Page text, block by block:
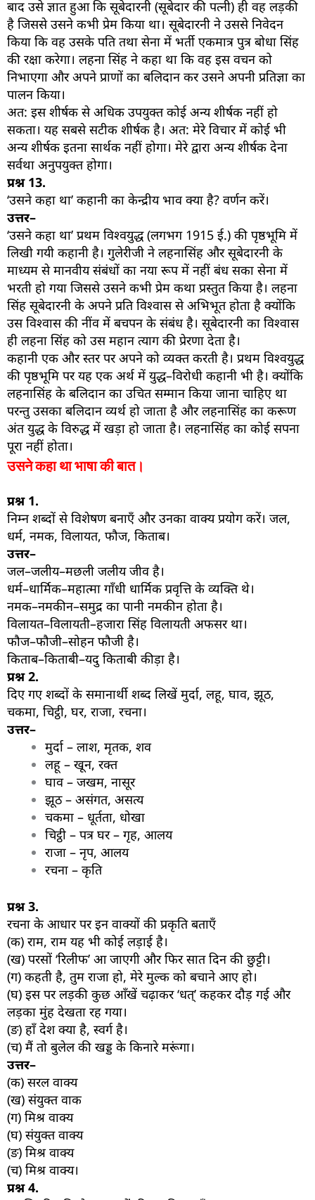
बाद उसे ज्ञात हुआ कि सूबेदारनी (सूबेदार की पत्नी) ही वह लड़की
है जिससे उसने कभी प्रेम किया था। सूबेदारनी ने उससे निवेदन
किया कि वह उसके पति तथा सेना में भर्ती एकमात्र पुत्र बोधा सिंह
की रक्षा करेगा। लहना सिंह ने कहा था कि वह इस वचन को
निभाएगा और अपने प्राणों का बलिदान कर उसने अपनी प्रतिज्ञा का
पालन किया।
अत: इस शीर्षक से अधिक उपयुक्त कोई अन्य शीर्षक नहीं हो
सकता। यह सबसे सटीक शीर्षक है। अत: मेरे विचार में कोई भी
अन्य शीर्षक इतना सार्थक नहीं होगा। मेरे द्वारा अन्य शीर्षक देना
सर्वथा अनुपयुक्त होगा।
प्रश्न 13.
‘उसने कहा था’ कहानी का केन्द्रीय भाव क्या है? वर्णन करें।
उत्तर–
‘उसने कहा था’ प्रथम विश्वयुद्ध (लगभग 1915 ई.) की पृष्ठभूमि में
लिखी गयी कहानी है। गुलेरीजी ने लहनासिंह और सूबेदारनी के
माध्यम से मानवीय संबंधों का नया रूप में नहीं बंध सका सेना में
भरती हो गया जिससे उसने कभी प्रेम कथा प्रस्तुत किया है। लहना
सिंह सूबेदारनी के अपने प्रति विश्वास से अभिभूत होता है क्योंकि
उस विश्वास की नींव में बचपन के संबंध है। सूबेदारनी का विश्वास
ही लहना सिंह को उस महान त्याग की प्रेरणा देता है।
कहानी एक और स्तर पर अपने को व्यक्त करती है। प्रथम विश्वयुद्ध
की पृष्ठभूमि पर यह एक अर्थ में युद्ध–विरोधी कहानी भी है। क्योंकि
लहनासिंह के बलिदान का उचित सम्मान किया जाना चाहिए था
परन्तु उसका बलिदान व्यर्थ हो जाता है और लहनासिंह का करूण
अंत युद्ध के विरुद्ध में खड़ा हो जाता है। लहनासिंह का कोई सपना
पूरा नहीं होता।
उसने कहा था भाषा की बात।
प्रश्न 1.
निम्न शब्दों से विशेषण बनाएँ और उनका वाक्य प्रयोग करें। जल,
धर्म, नमक, विलायत, फौज, किताब।
उत्तर–
जल–जलीय–मछली जलीय जीव है।
धर्म–धार्मिक–महात्मा गाँधी धार्मिक प्रवृत्ति के व्यक्ति थे।
नमक–नमकीन–समुद्र का पानी नमकीन होता है।
विलायत–विलायती–हजारा सिंह विलायती अफसर था।
फौज–फौजी–सोहन फौजी है।
किताब–किताबी–यदु किताबी कीड़ा है।
प्रश्न2.
दिए गए शब्दों के समानार्थी शब्द लिखें मुर्दा, लहू, घाव, झूठ,
चकमा, चिट्ठी, घर, राजा, रचना।
उत्तर–
मुर्दा – लाश, मृतक, शव
लहू – खून, रक्त
घाव – जखम, नासूर
झूठ – असंगत, असत्य
चकमा – धूर्तता, धोखा
चिट्ठी – पत्र घर – गृह, आलय
राजा – नृप, आलय
रचना – कृति
प्रश्न3.
रचना के आधार पर इन वाक्यों की प्रकृति बताएँ
(क) राम, राम यह भी कोई लड़ाई है।
(ख) परसों ‘रिलीफ’ आ जाएगी और फिर सात दिन की छुट्टी।
(ग) कहती है, तुम राजा हो, मेरे मुल्क को बचाने आए हो।
(घ) इस पर लड़की कुछ आँखें चढ़ाकर ‘धत्’ कहकर दौड़ गई और
लड़का मुंह देखता रह गया।
(ङ) हाँ देश क्या है, स्वर्ग है।
(च) मैं तो बुलेल की खड्ड के किनारे मरूंगा।
उत्तर–
(क) सरल वाक्य
(ख) संयुक्त वाक
(ग) मिश्र वाक्य
(घ) संयुक्त वाक्य
(ङ) मिश्र वाक्य
(च) मिश्र वाक्य।
प्रश्न4.